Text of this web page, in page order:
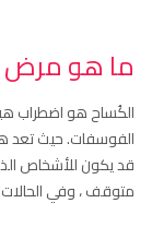
ما هو مرض
الكُساح هو اضطراب
الفوسفات. حيث تعد
قد يكون للأشخاص
متوقف ، وفي